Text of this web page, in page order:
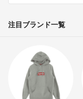
注目ブランド一覧